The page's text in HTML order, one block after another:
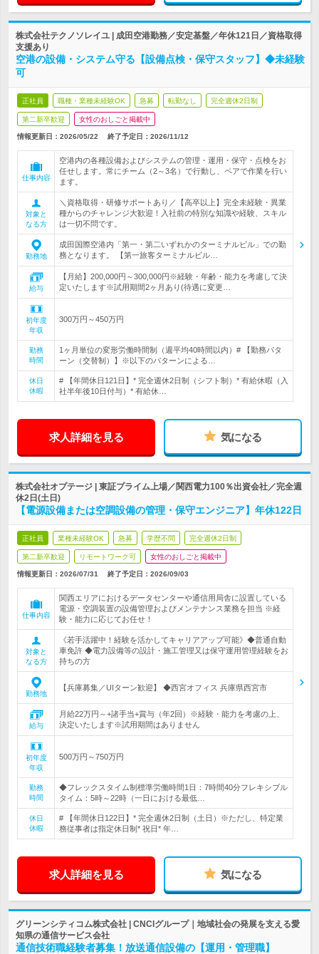
株式会社テクノソレイユ | 成田空港勤務／安定基盤／年休121日／資格取得
支援あり
空港の設備・システム守る【設備点検・保守スタッフ】◆未経験
可
正社員 職種・業種未経験OK 急募 転勤なし 完全週休2日制
第二新卒歓迎 女性のおしごと掲載中
情報更新日：2026/05/22 終了予定日： 2026/11/12
仕事内容
空港内の各種設備およびシステムの管理・運用・保守・点検をお
任せします。常にチーム（2～3名）で行動し、ペアで作業を行い
ます。
対象と
なる方
＼資格取得・研修サポートあり／【高卒以上】完全未経験・異業
種からのチャレンジ大歓迎！入社前の特別な知識や経験、スキル
は一切不問です。
勤務地
成田国際空港内「第一・第二いずれかのターミナルビル」での勤
務となります。 【第一旅客ターミナルビル…
給与
【月給】200,000円～300,000円※経験・年齢・能力を考慮して決
定いたします※試用期間2ヶ月あり(待遇に変更…
初年度
年収
300万円～450万円
勤務
時間
1ヶ月単位の変形労働時間制（週平均40時間以内）# 【勤務パタ
ーン（交替制）】※以下のパターンによる…
休日
休暇
# 【年間休日121日】* 完全週休2日制（シフト制）* 有給休暇（入
社半年後10日付与）* 有給休…
求人詳細を見る 気になる
株式会社オプテージ | 東証プライム上場／関西電力100％出資会社／完全週
休2日(土日)
【電源設備または空調設備の管理・保守エンジニア】年休122日
正社員 業種未経験OK 急募 学歴不問 完全週休2日制
第二新卒歓迎 リモートワーク可 女性のおしごと掲載中
情報更新日：2026/07/31 終了予定日： 2026/09/03
仕事内容
関西エリアにおけるデータセンターや通信用局舎に設置している
電源・空調装置の設備管理およびメンテナンス業務を担当 ※経
験・能力に応じてお任せ！
対象と
なる方
《若手活躍中！経験を活かしてキャリアアップ可能》◆普通自動
車免許 ◆電力設備等の設計・施工管理又は保守運用管理経験をお
持ちの方
勤務地
【兵庫募集／UIターン歓迎】 ◆西宮オフィス 兵庫県西宮市
給与
月給22万円～+諸手当+賞与（年2回）※経験・能力を考慮の上、
決定いたします※試用期間はありません
初年度
年収
500万円～750万円
勤務
時間
◆フレックスタイム制標準労働時間1日：7時間40分フレキシブル
タイム：5時～22時（一日における最低…
休日
休暇
# 【年間休日122日】* 完全週休2日制（土日）※ただし、特定業
務従事者は指定休日制* 祝日* 年…
求人詳細を見る 気になる
グリーンシティコム株式会社 | CNCIグループ｜地域社会の発展を支える愛
知県の通信サービス会社
通信技術職経験者募集！放送通信設備の【運用・管理職】